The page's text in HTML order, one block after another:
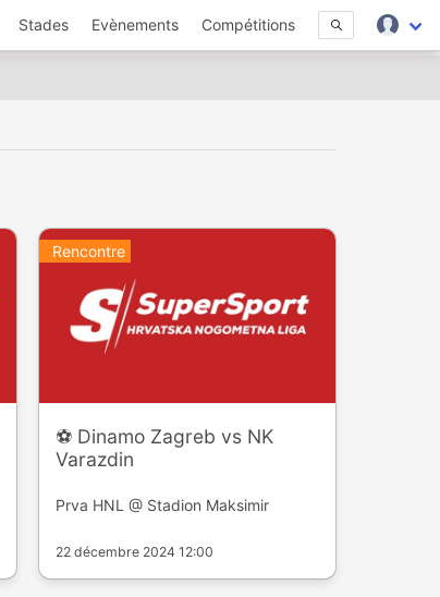
Stades Evènements Compétitions
Rencontre
⚽️ Dinamo Zagreb vs NK
Varazdin
Prva HNL @ Stadion Maksimir
22 décembre 2024 12:00